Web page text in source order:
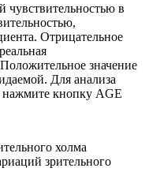
чувствительностью в
Отрицательное
значение
Для анализа
нажмите кнопку АGЕ
холма
зрительного